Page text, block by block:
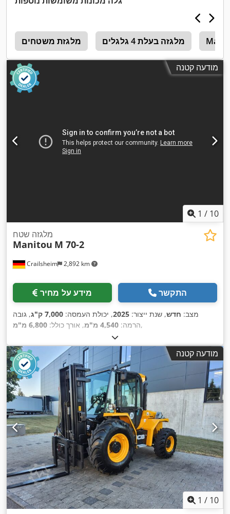
מלגזת משטחים מלגזה בעלת 4 גלגלים
מודעה קטנה
1 / 10
Crailsheim 2,892 km
מלגזה שטח
Manitou M 70-2
מידע על מחיר התקשר
מצב: חדש, שנת ייצור: 2025, יכולת העמסה: 7,000 ק"ג
, גובה
הרמה: 4,540 מ"מ , אורך כולל: 6,800 מ"מ ,
מודעה קטנה
1 / 10